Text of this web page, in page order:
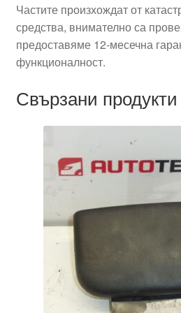
Частите произхождат от
средства, внимателно са
предоставяме 12-месечна
функционалност.
Свързани продукти